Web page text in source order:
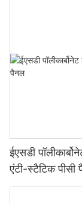
ईएसडी
एंटी-स्टैटिक पीसी